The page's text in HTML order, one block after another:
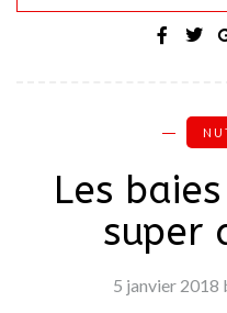
Les
super
5 janvier 2018